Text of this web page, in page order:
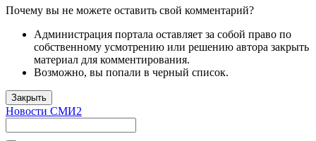
Почему вы не можете оставить свой комментарий?
Администрация портала оставляет за собой право по
собственному усмотрению или решению автора закрыть
материал для комментирования.
Возможно, вы попали в черный список.
Закрыть
Новости СМИ2